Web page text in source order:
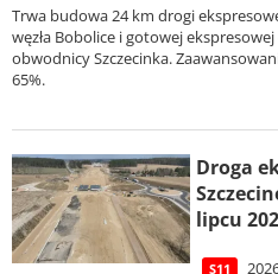
Trwa budowa 24 km drogi
węzła Bobolice i gotowej
obwodnicy Szczecinka.
65%.
Droga
lipcu
S11